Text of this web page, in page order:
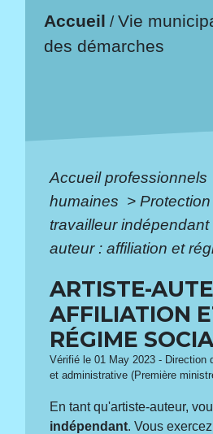
Accueil /Vie
des démarches
Accueil professionnels
humaines >
travailleur indépendant
auteur : affiliation et
ARTISTE-
AFFILIATION
RÉGIME
Vérifié le 01 May 2023 - Direction
et administrative (Première
En tant qu'artiste-auteur,
indépendant. Vous